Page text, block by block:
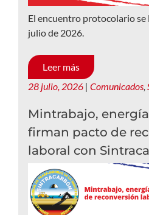
El encuentro protocolario se
julio de 2026.
Leer más
28 julio, 2026 | Comunicados,
Mintrabajo,
firman pacto de
laboral con